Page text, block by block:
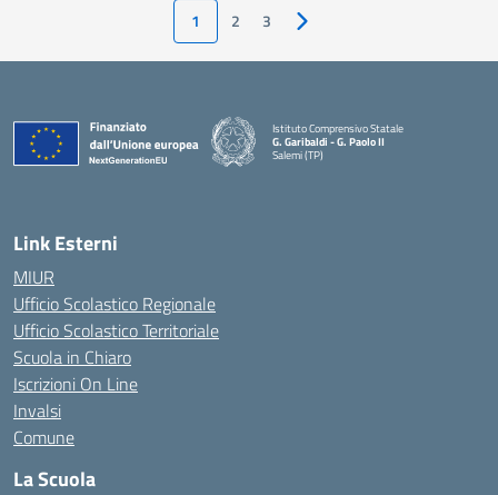
1 2 3 Pagina successiva
Istituto Comprensivo Statale
G. Garibaldi - G. Paolo II
Salemi (TP)
Link Esterni
MIUR
Ufficio Scolastico Regionale
Ufficio Scolastico Territoriale
Scuola in Chiaro
Iscrizioni On Line
Invalsi
Comune
La Scuola